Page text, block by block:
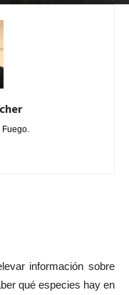
Fuego.
información sobre
qué especies hay en